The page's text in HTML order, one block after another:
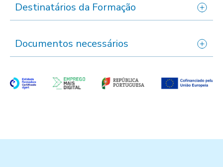
Destinatários da Formação
Documentos necessários